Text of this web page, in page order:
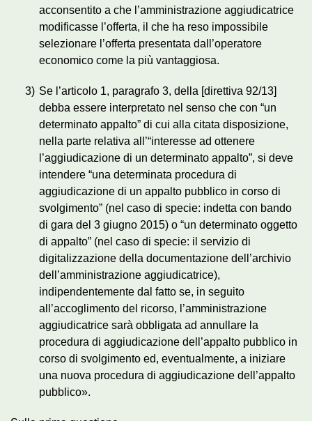
acconsentito a che l’amministrazione aggiudicatrice
modificasse l’offerta, il che ha reso impossibile
selezionare l’offerta presentata dall’operatore
economico come la più vantaggiosa.
3) Se l’articolo 1, paragrafo 3, della [direttiva 92/13]
debba essere interpretato nel senso che con “un
determinato appalto” di cui alla citata disposizione,
nella parte relativa all’“interesse ad ottenere
l’aggiudicazione di un determinato appalto”, si deve
intendere “una determinata procedura di
aggiudicazione di un appalto pubblico in corso di
svolgimento” (nel caso di specie: indetta con bando
di gara del 3 giugno 2015) o “un determinato oggetto
di appalto” (nel caso di specie: il servizio di
digitalizzazione della documentazione dell’archivio
dell’amministrazione aggiudicatrice),
indipendentemente dal fatto se, in seguito
all’accoglimento del ricorso, l’amministrazione
aggiudicatrice sarà obbligata ad annullare la
procedura di aggiudicazione dell’appalto pubblico in
corso di svolgimento ed, eventualmente, a iniziare
una nuova procedura di aggiudicazione dell’appalto
pubblico».